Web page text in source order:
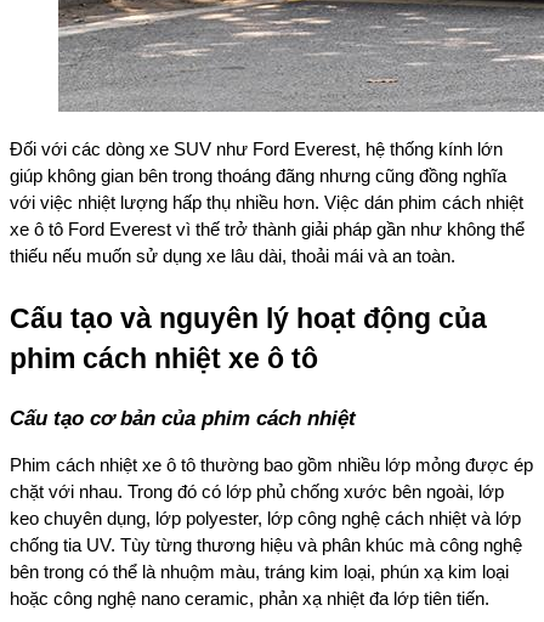
Đối với các dòng xe SUV như Ford Everest, hệ thống kính lớn
giúp không gian bên trong thoáng đãng nhưng cũng đồng nghĩa
với việc nhiệt lượng hấp thụ nhiều hơn. Việc dán phim cách nhiệt
xe ô tô Ford Everest vì thế trở thành giải pháp gần như không thể
thiếu nếu muốn sử dụng xe lâu dài, thoải mái và an toàn.
Cấu tạo và nguyên lý hoạt động của
phim cách nhiệt xe ô tô
Cấu tạo cơ bản của phim cách nhiệt
Phim cách nhiệt xe ô tô thường bao gồm nhiều lớp mỏng được ép
chặt với nhau. Trong đó có lớp phủ chống xước bên ngoài, lớp
keo chuyên dụng, lớp polyester, lớp công nghệ cách nhiệt và lớp
chống tia UV. Tùy từng thương hiệu và phân khúc mà công nghệ
bên trong có thể là nhuộm màu, tráng kim loại, phún xạ kim loại
hoặc công nghệ nano ceramic, phản xạ nhiệt đa lớp tiên tiến.